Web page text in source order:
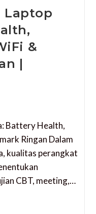
Laptop
&
|
Battery Health,
Ringan Dalam
kualitas perangkat
CBT, meeting,…